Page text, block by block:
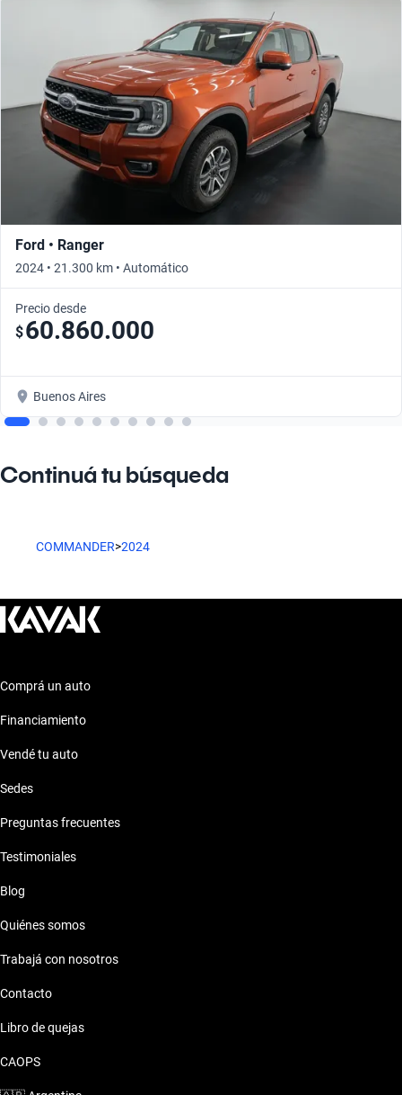
Ford • Ranger
2024 • 21.300 km • Automático
Precio desde
$60.860.000
Buenos Aires
Continuá tu búsqueda
COMMANDER>2024
Comprá un auto
Financiamiento
Vendé tu auto
Sedes
Preguntas frecuentes
Testimoniales
Blog
Quiénes somos
Trabajá con nosotros
Contacto
Libro de quejas
CAOPS